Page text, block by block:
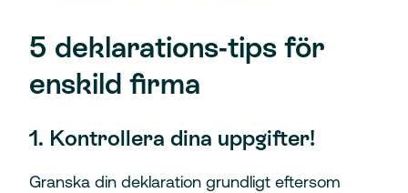
5 deklarations-tips för
enskild firma
1. Kontrollera dina uppgifter!
Granska din deklaration grundligt eftersom